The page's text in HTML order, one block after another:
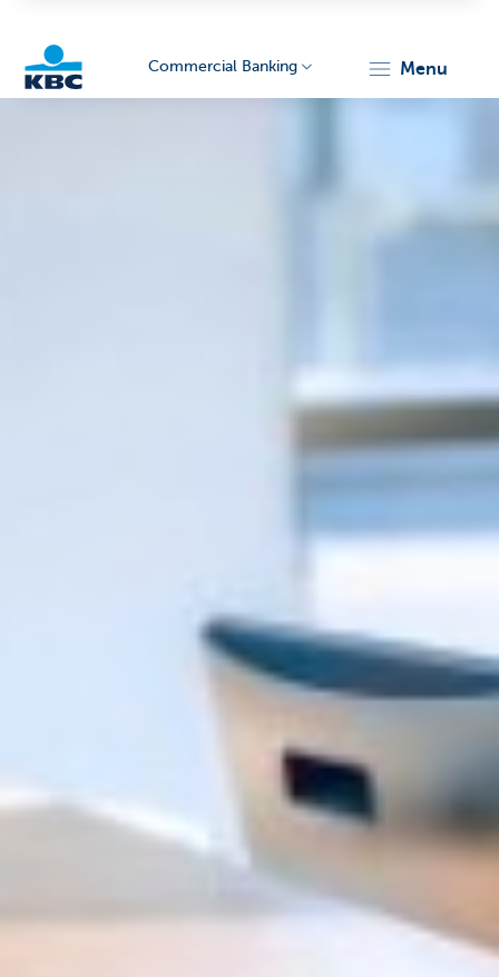
Commercial Banking menu